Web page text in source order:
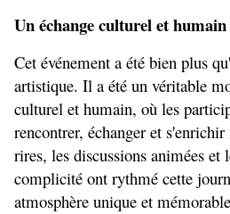
Un échange culturel et humain
Cet événement a été bien plus
artistique. Il a été un véritable
culturel et humain, où les
rencontrer, échanger et
rires, les discussions animées et
complicité ont rythmé cette
atmosphère unique et